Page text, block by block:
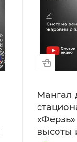
Мангал
высоты